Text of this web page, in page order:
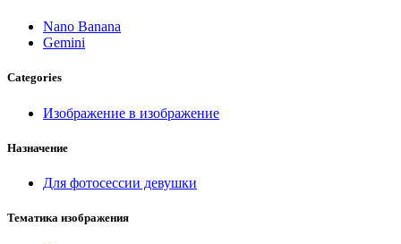
Nano Banana
Gemini
Categories
Изображение в изображение
Назначение
Для фотосессии девушки
Тематика изображения